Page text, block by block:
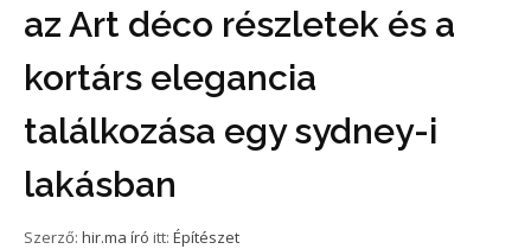
az Art déco részletek és a
kortárs elegancia
találkozása egy sydney-i
lakásban
Szerző: hir.ma író itt: Építészet